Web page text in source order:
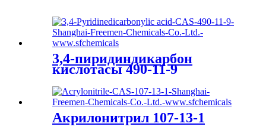
3,4-пиридиндикарбон
кислотасы 490-11-9
Акрилонитрил 107-13-1